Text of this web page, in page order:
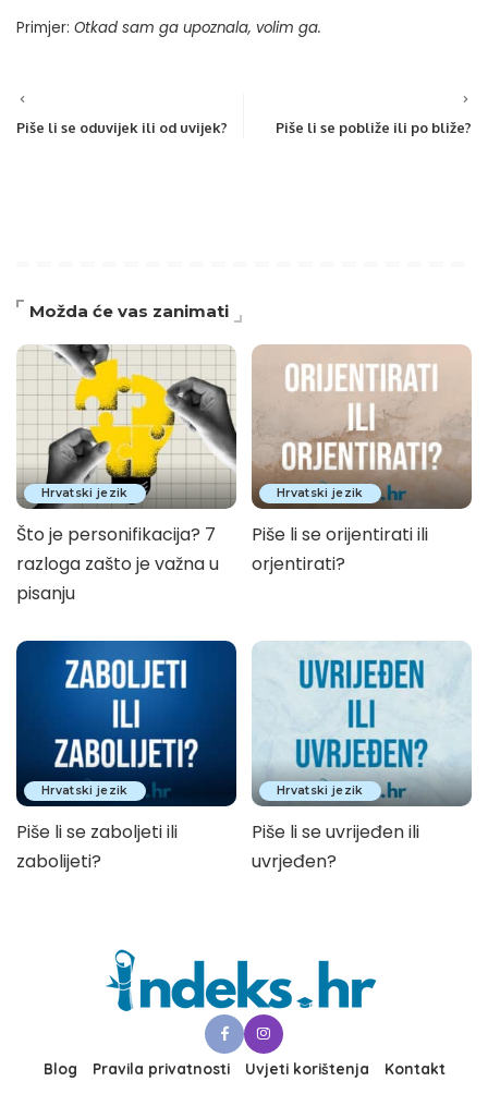
Primjer: Otkad sam ga upoznala, volim ga.
Piše li se oduvijek ili od uvijek? Piše li se pobliže ili po bliže?
Možda će vas zanimati
Hrvatski jezik
Što je personifikacija? 7
razloga zašto je važna u
pisanju
Hrvatski jezik
Piše li se orijentirati ili
orjentirati?
Hrvatski jezik
Piše li se zaboljeti ili
zabolijeti?
Hrvatski jezik
Piše li se uvrijeđen ili
uvrjeđen?
Blog Pravila privatnosti Uvjeti korištenja Kontakt